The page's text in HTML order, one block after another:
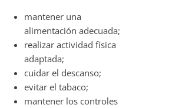
mantener una
alimentación adecuada;
realizar actividad física
adaptada;
cuidar el descanso;
evitar el tabaco;
mantener los controles